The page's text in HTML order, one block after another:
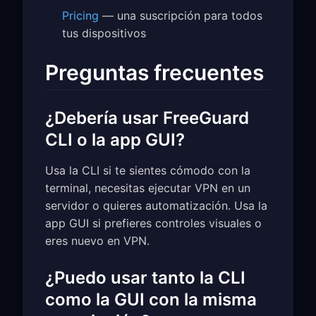
Pricing — una suscripción para todos
tus dispositivos
Preguntas frecuentes
¿Debería usar FreeGuard
CLI o la app GUI?
Usa la CLI si te sientes cómodo con la
terminal, necesitas ejecutar VPN en un
servidor o quieres automatización. Usa la
app GUI si prefieres controles visuales o
eres nuevo en VPN.
¿Puedo usar tanto la CLI
como la GUI con la misma